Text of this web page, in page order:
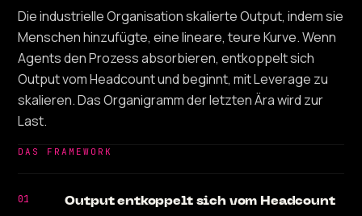
Die industrielle Organisation skalierte Output, indem sie
Menschen hinzufügte, eine lineare, teure Kurve. Wenn
Agents den Prozess absorbieren, entkoppelt sich
Output vom Headcount und beginnt, mit Leverage zu
skalieren. Das Organigramm der letzten Ära wird zur
Last.
DAS FRAMEWORK
01 Output entkoppelt sich vom Headcount